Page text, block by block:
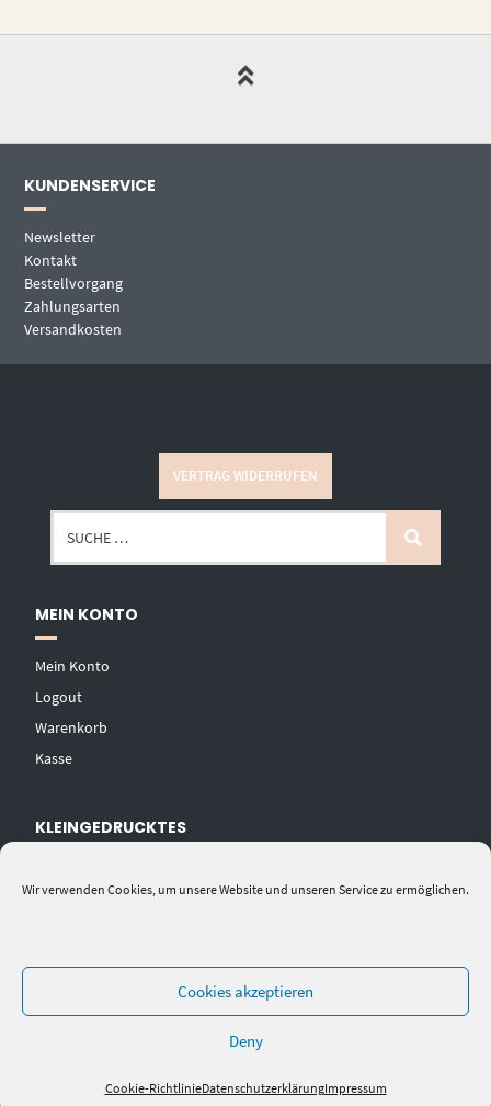
Wir verwenden Cookies, um unsere Website und unseren Service zu ermöglichen.
Cookies akzeptieren
Deny
Cookie-RichtlinieDatenschutzerklärungImpressum
KUNDENSERVICE
Newsletter
Kontakt
Bestellvorgang
Zahlungsarten
Versandkosten
VERTRAG WIDERRUFEN
MEIN KONTO
Mein Konto
Logout
Warenkorb
Kasse
KLEINGEDRUCKTES
Impressum